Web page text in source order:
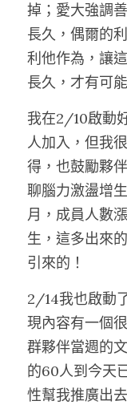
掉；愛大強調
長久，偶爾的
利他作為，讓
長久，才有可
我在2/10啟動
人加入，但我
得，也鼓勵夥
聊腦力激盪增
月，成員人數
生，這多出來
引來的！
2/14我也啟動
現內容有一個
群夥伴當週的
的60人到今天
性幫我推廣出去